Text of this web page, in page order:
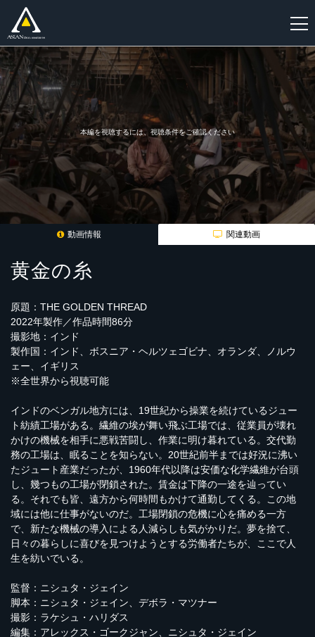
新
規
録
本編を視聴するには、視聴条件をご確認ください
動画情報 関連動画
黄金の糸
原題：THE GOLDEN THREAD
2022年製作／作品時間86分
撮影地：インド
製作国：インド、ボスニア・ヘルツェゴビナ、オランダ、ノルウ
ェー、イギリス
※全世界から視聴可能
インドのベンガル地方には、19世紀から操業を続けているジュー
ト紡績工場がある。繊維の埃が舞い飛ぶ工場では、従業員が壊れ
かけの機械を相手に悪戦苦闘し、作業に明け暮れている。交代勤
務の工場は、眠ることを知らない。20世紀前半までは好況に沸い
たジュート産業だったが、1960年代以降は安価な化学繊維が台頭
し、幾つもの工場が閉鎖された。賃金は下降の一途を辿ってい
る。それでも皆、遠方から何時間もかけて通勤してくる。この地
域には他に仕事がないのだ。工場閉鎖の危機に心を痛める一方
で、新たな機械の導入による人減らしも気がかりだ。夢を捨て、
日々の暮らしに喜びを見つけようとする労働者たちが、ここで人
生を紡いでいる。
監督：ニシュタ・ジェイン
脚本：ニシュタ・ジェイン、デボラ・マツナー
撮影：ラケシュ・ハリダス
編集：アレックス・ゴークジャン、ニシュタ・ジェイン